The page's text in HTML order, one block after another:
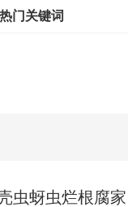
热门关键词
虫蚜虫烂根腐家